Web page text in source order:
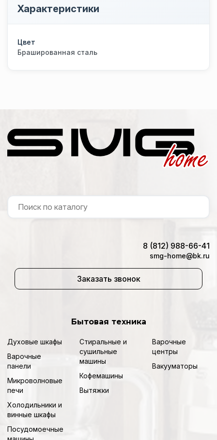
Характеристики
Цвет
Брашированная сталь
8 (812) 988-66-41
smg-home@bk.ru
Заказать звонок
Бытовая техника
Духовые шкафы
Варочные
панели
Микроволновые
печи
Холодильники и
винные шкафы
Посудомоечные
Стиральные и
сушильные
машины
Кофемашины
Вытяжки
Варочные
центры
Вакууматоры